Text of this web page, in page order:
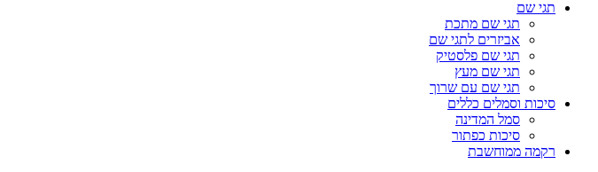
תגי שם
תגי שם מתכת
אביזרים לתגי שם
תגי שם פלסטיק
תגי שם מעץ
תגי שם עם שרוך
סיכות וסמלים כללים
סמל המדינה
סיכות כפתור
רקמה ממוחשבת